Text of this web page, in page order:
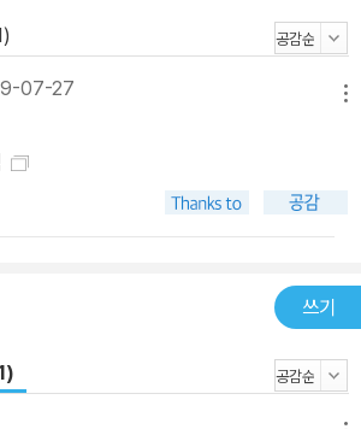
럽고 재치 있게 표현했다. 사라와 루이즈의
에 감정이 실려 생동감 있고, 의기양양한 사
각 장면에 숨은 그림처럼 등장하는 루이즈
랑스럽다. 얇은 펜 선을 살려 맑은 수채 물감
색채는 경쾌하고 따스한 이야기와 잘 어우러
준다.
07-27
쓰기